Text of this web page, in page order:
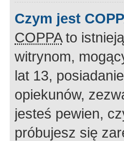
Czym jest
COPPAto
witrynom,
lat 13,
opiekunów,
jesteś pewien,
próbujesz się